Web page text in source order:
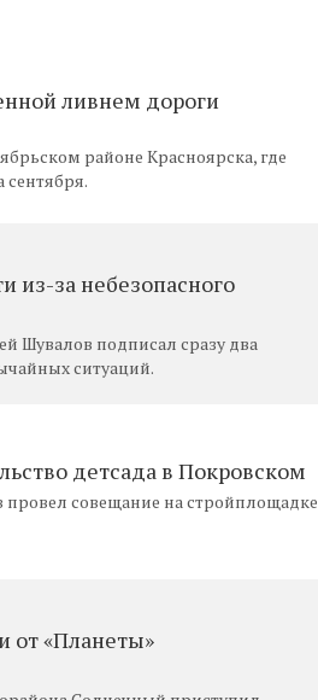
ливнем дороги
районе Красноярска, где
из-за небезопасного
Шувалов подписал сразу два
ситуаций.
детсада в Покровском
совещание на стройплощадке
от «Планеты»